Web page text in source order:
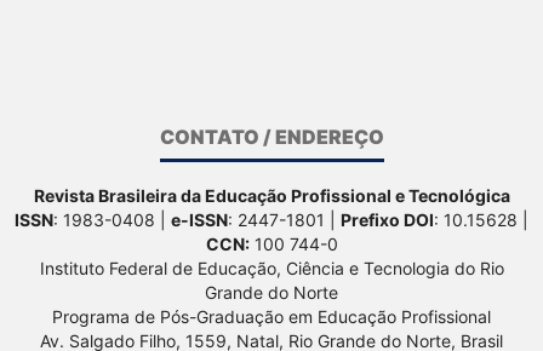
CONTATO / ENDEREÇO
Revista Brasileira da Educação Profissional e Tecnológica
ISSN: 1983-0408 | e-ISSN: 2447-1801 | Prefixo DOI: 10.15628 |
CCN:100 744-0
Instituto Federal de Educação, Ciência e Tecnologia do Rio
Grande do Norte
Programa de Pós-Graduação em Educação Profissional
Av. Salgado Filho, 1559, Natal, Rio Grande do Norte, Brasil